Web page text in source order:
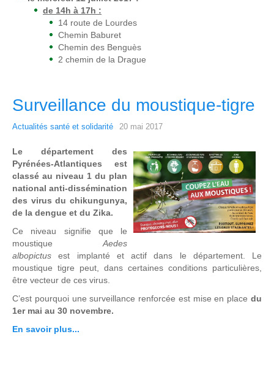
de 14h à 17h :
14 route de Lourdes
Chemin Baburet
Chemin des Benguès
2 chemin de la Drague
Surveillance du moustique-tigre
Actualités santé et solidarité 20 mai 2017
Le département des
Pyrénées-Atlantiques est
classé au niveau 1 du plan
national anti-dissémination
des virus du chikungunya,
de la dengue et du Zika.
Ce niveau signifie que le
moustique Aedes
albopictus est implanté et actif dans le département. Le
moustique tigre peut, dans certaines conditions particulières,
être vecteur de ces virus.
C’est pourquoi une surveillance renforcée est mise en place du
1er mai au 30 novembre.
En savoir plus...